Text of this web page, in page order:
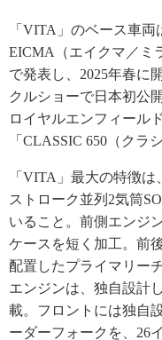
「VITA」のベース車両
EICMA（エイクマ／ミ
で発表し、2025年春に
クルショーで日本初公
ロイヤルエンフィール
「CLASSIC 650（クラ
「VITA」最大の特徴は
ストローク並列2気筒
いること。前側エンジ
ケースを短く加工。前
配置したプライマリー
エンジンは、独自設計
載。フロントには独自
ーダーフォークを、26